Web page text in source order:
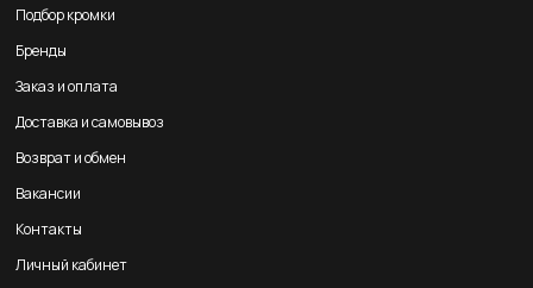
Подбор кромки
Бренды
Заказ и оплата
Доставка и самовывоз
Возврат и обмен
Вакансии
Контакты
Личный кабинет